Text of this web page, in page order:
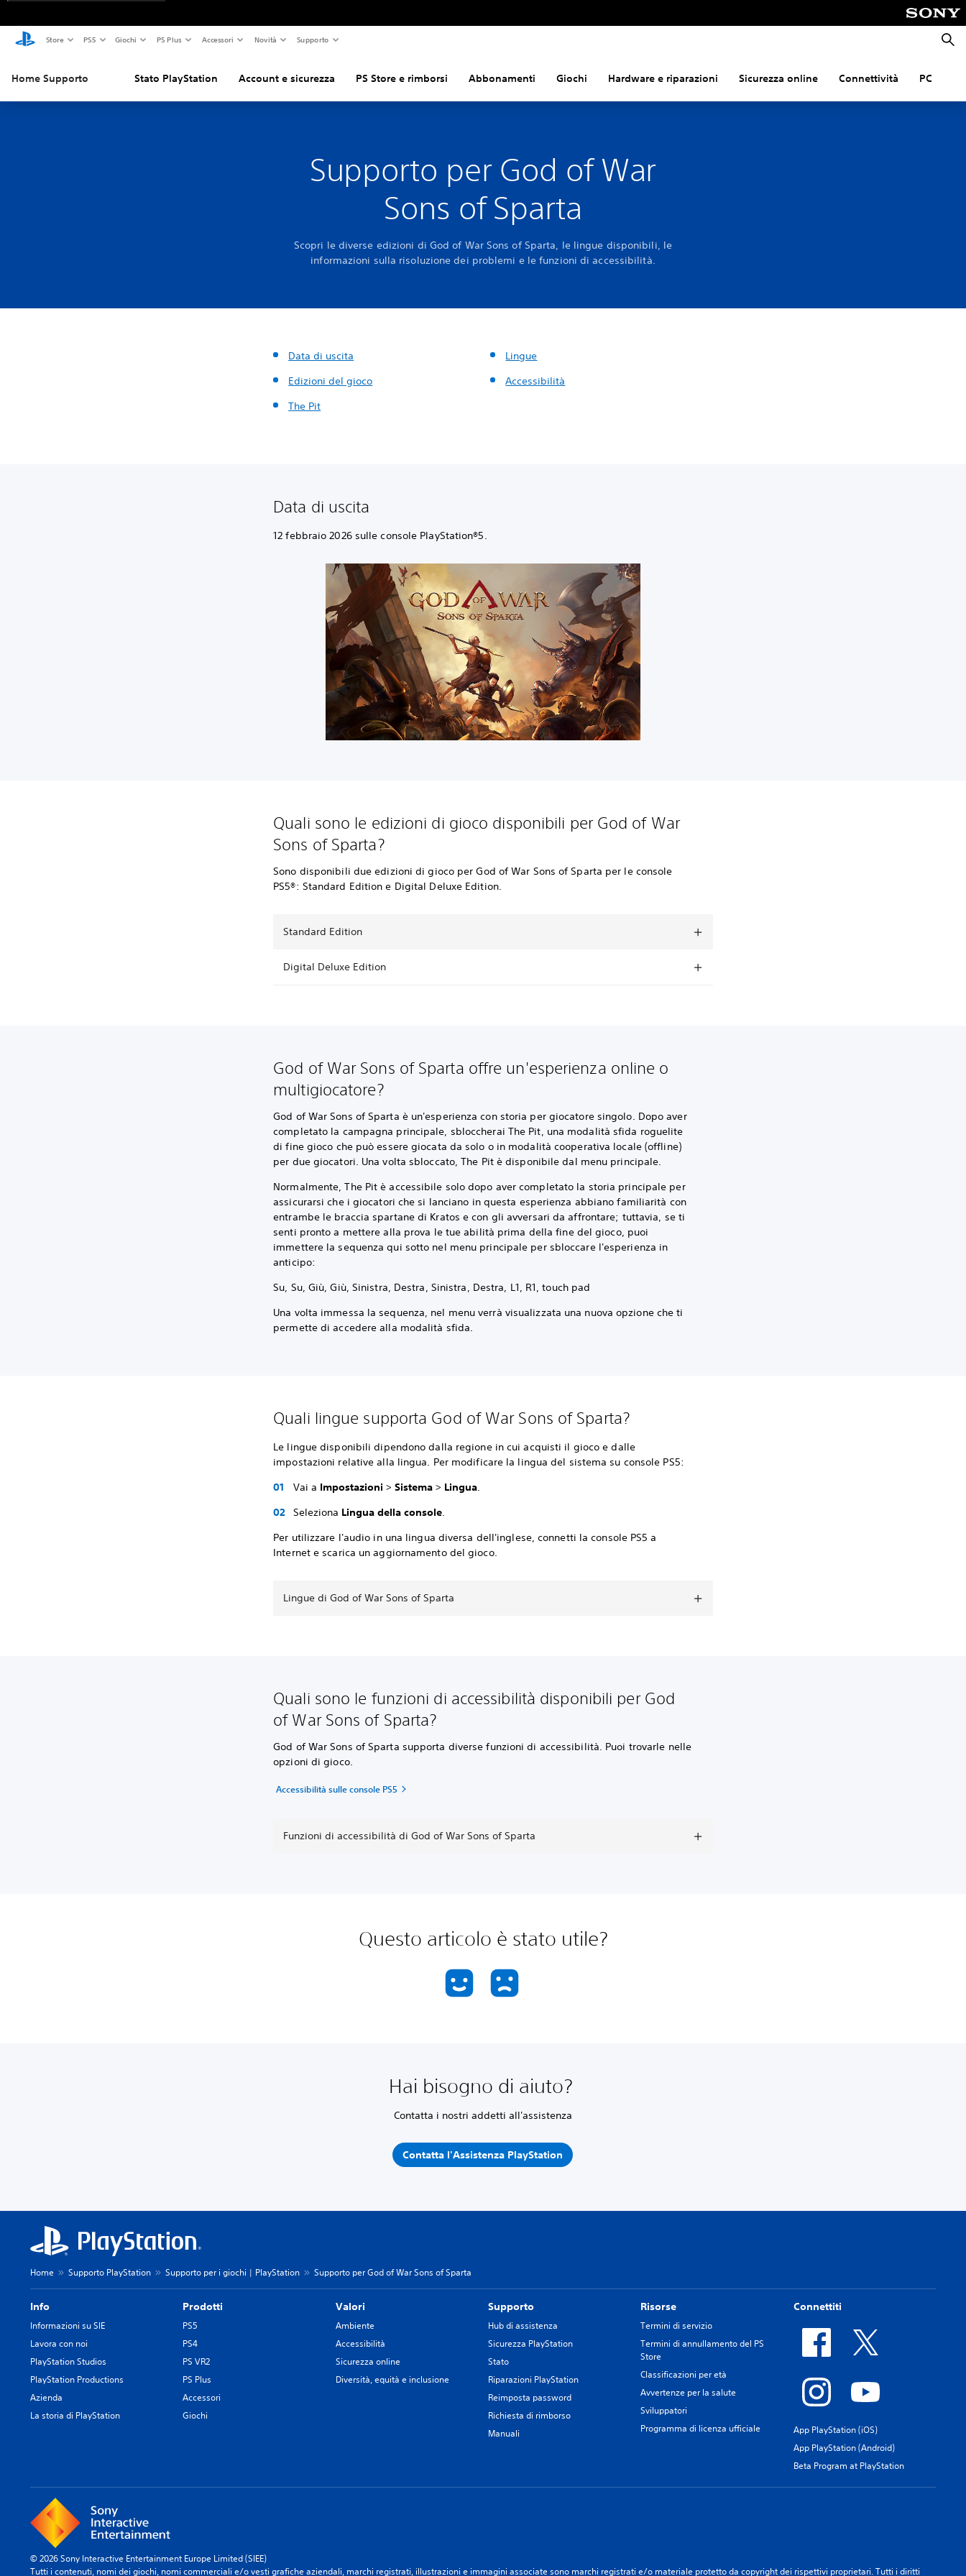
Store PS5 Giochi PS Plus Accessori Novità Supporto
Cerca
Home Supporto Stato PlayStation Account e sicurezza PS Store e rimborsi Abbonamenti Giochi Hardware e riparazioni Sicurezza online Connettività PC
Supporto per God of War
Sons of Sparta
Scopri le diverse edizioni di God of War Sons of Sparta, le lingue disponibili, le
informazioni sulla risoluzione dei problemi e le funzioni di accessibilità.
Data di uscita
Edizioni del gioco
The Pit
Lingue
Accessibilità
Data di uscita
12 febbraio 2026 sulle console PlayStation®5.
Quali sono le edizioni di gioco disponibili per God of War
Sons of Sparta?
Sono disponibili due edizioni di gioco per God of War Sons of Sparta per le console
PS5®: Standard Edition e Digital Deluxe Edition.
Standard Edition
Digital Deluxe Edition
God of War Sons of Sparta offre un'esperienza online o
multigiocatore?
God of War Sons of Sparta è un'esperienza con storia per giocatore singolo. Dopo aver
completato la campagna principale, sbloccherai The Pit, una modalità sfida roguelite
di fine gioco che può essere giocata da solo o in modalità cooperativa locale (offline)
per due giocatori. Una volta sbloccato, The Pit è disponibile dal menu principale.
Normalmente, The Pit è accessibile solo dopo aver completato la storia principale per
assicurarsi che i giocatori che si lanciano in questa esperienza abbiano familiarità con
entrambe le braccia spartane di Kratos e con gli avversari da affrontare; tuttavia, se ti
senti pronto a mettere alla prova le tue abilità prima della fine del gioco, puoi
immettere la sequenza qui sotto nel menu principale per sbloccare l'esperienza in
anticipo:
Su, Su, Giù, Giù, Sinistra, Destra, Sinistra, Destra, L1, R1, touch pad
Una volta immessa la sequenza, nel menu verrà visualizzata una nuova opzione che ti
permette di accedere alla modalità sfida.
Quali lingue supporta God of War Sons of Sparta?
Le lingue disponibili dipendono dalla regione in cui acquisti il gioco e dalle
impostazioni relative alla lingua. Per modificare la lingua del sistema su console PS5:
Vai a Impostazioni >Sistema > Lingua.
Seleziona Lingua della console.
Per utilizzare l'audio in una lingua diversa dell'inglese, connetti la console PS5 a
Internet e scarica un aggiornamento del gioco.
Lingue di God of War Sons of Sparta
Quali sono le funzioni di accessibilità disponibili per God
of War Sons of Sparta?
God of War Sons of Sparta supporta diverse funzioni di accessibilità. Puoi trovarle nelle
opzioni di gioco.
Accessibilità sulle console PS5
Funzioni di accessibilità di God of War Sons of Sparta
Questo articolo è stato utile?
Hai bisogno di aiuto?
Contatta i nostri addetti all'assistenza
Contatta l'Assistenza PlayStation
Home Supporto PlayStation Supporto per i giochi | PlayStation Supporto per God of War Sons of Sparta
Info
Informazioni su SIE
Lavora con noi
PlayStation Studios
PlayStation Productions
Azienda
La storia di PlayStation
Prodotti
PS5
PS4
PS VR2
PS Plus
Accessori
Giochi
Valori
Ambiente
Accessibilità
Sicurezza online
Diversità, equità e inclusione
Supporto
Hub di assistenza
Sicurezza PlayStation
Stato
Riparazioni PlayStation
Reimposta password
Richiesta di rimborso
Manuali
Risorse
Termini di servizio
Termini di annullamento del PS
Store
Classificazioni per età
Avvertenze per la salute
Sviluppatori
Programma di licenza ufficiale
Connettiti
App PlayStation (iOS)
App PlayStation (Android)
Beta Program at PlayStation
© 2026 Sony Interactive Entertainment Europe Limited (SIEE)
Tutti i contenuti, nomi dei giochi, nomi commerciali e/o vesti grafiche aziendali, marchi registrati, illustrazioni e immagini associate sono marchi registrati e/o materiale protetto da copyright dei rispettivi proprietari. Tutti i diritti